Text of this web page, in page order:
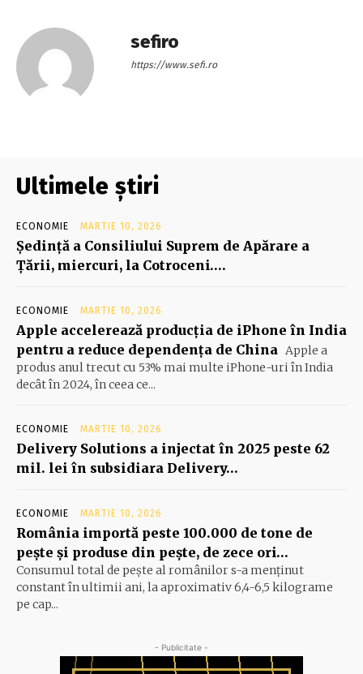
sefiro
https://www.sefi.ro
Ultimele știri
ECONOMIE MARTIE 10, 2026
Şedinţă a Consiliului Suprem de Apărare a
Ţării, miercuri, la Cotroceni….
ECONOMIE MARTIE 10, 2026
Apple accelerează producția de iPhone în India
pentru a reduce dependența de China Apple a
produs anul trecut cu 53% mai multe iPhone-uri în India
decât în 2024, în ceea ce...
ECONOMIE MARTIE 10, 2026
Delivery Solutions a injectat în 2025 peste 62
mil. lei în subsidiara Delivery…
ECONOMIE MARTIE 10, 2026
România importă peste 100.000 de tone de
peşte şi produse din peşte, de zece ori…
Consumul total de peşte al ro­mâ­nilor s-a menţinut
constant în ul­timii ani, la aproximativ 6,4-6,5 ki­lograme
pe cap...
- Publicitate -